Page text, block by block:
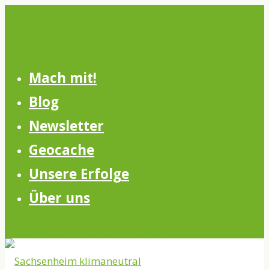
Mach mit!
Blog
Newsletter
Geocache
Unsere Erfolge
Über uns